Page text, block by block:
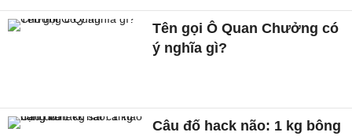
Tên gọi Ô Quan Chưởng có
ý nghĩa gì?
Câu đố hack não: 1 kg bông